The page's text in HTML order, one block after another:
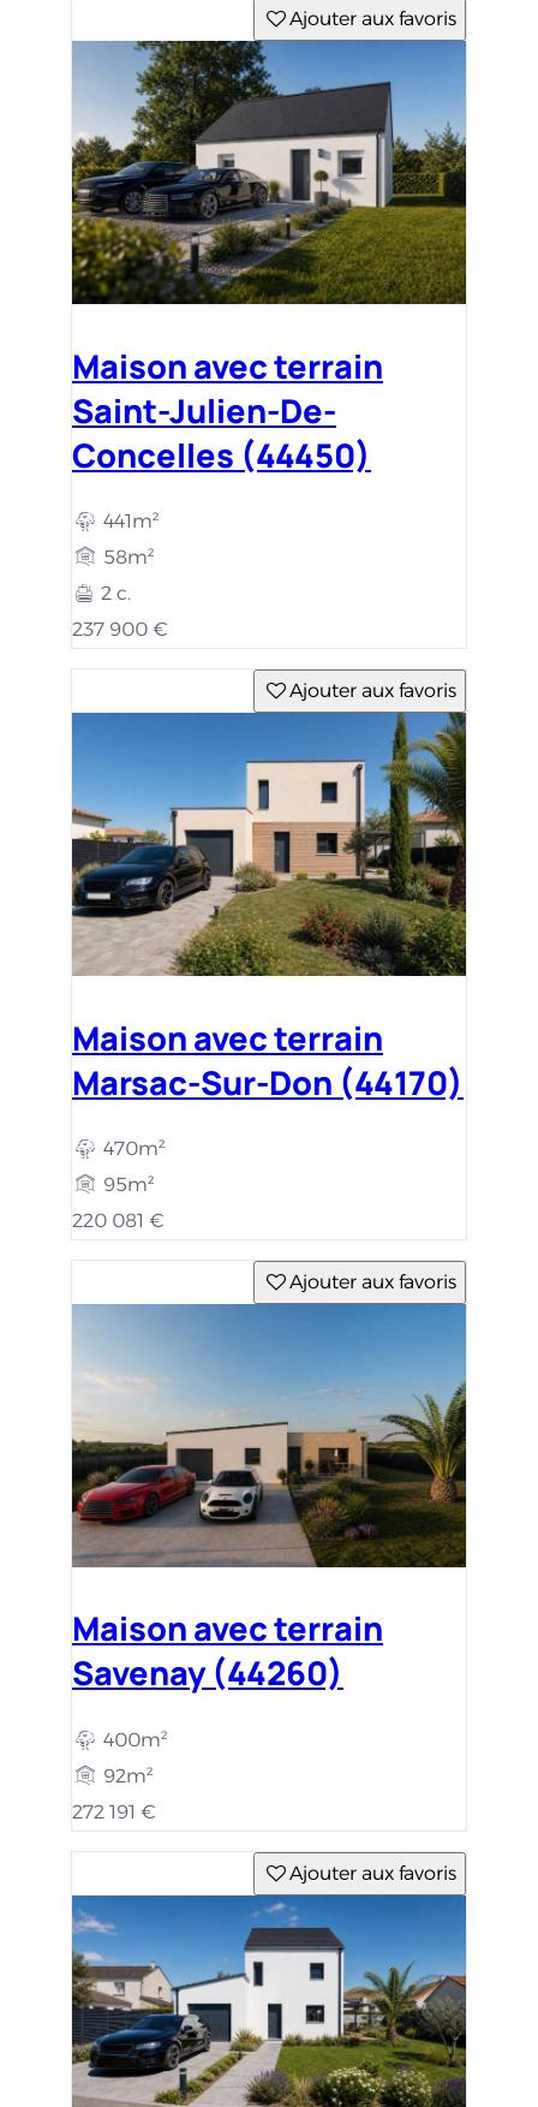
Ajouter aux favoris
Maison avec terrain
Saint-Julien-De-
Concelles (44450)
441m²
58m²
2 c.
237 900 €
Ajouter aux favoris
Maison avec terrain
Marsac-Sur-Don (44170)
470m²
95m²
220 081 €
Ajouter aux favoris
Maison avec terrain
Savenay (44260)
400m²
92m²
272 191 €
Ajouter aux favoris